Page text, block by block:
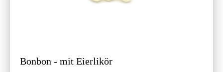
Bonbon - mit Eierlikör